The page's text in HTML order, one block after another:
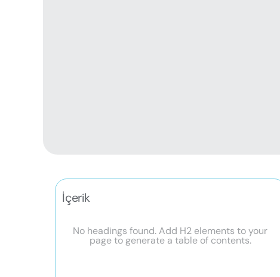
İçerik
No headings found. Add H2 elements to your
page to generate a table of contents.